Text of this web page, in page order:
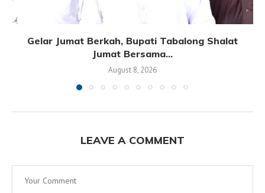
Gelar Jumat Berkah, Bupati Tabalong Shalat
Jumat Bersama...
August 8, 2026
LEAVE A COMMENT